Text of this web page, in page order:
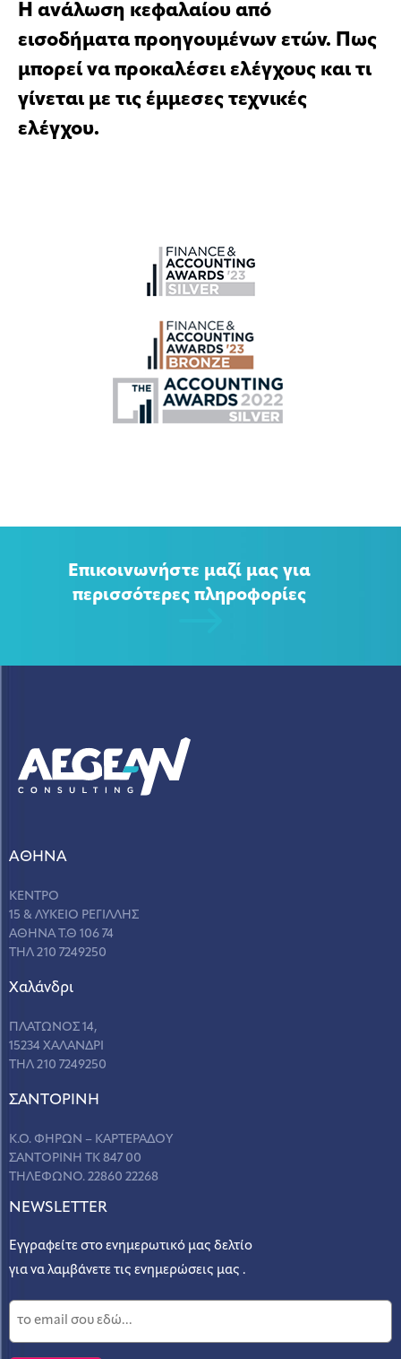
Η ανάλωση κεφαλαίου από
εισοδήματα προηγουμένων ετών. Πως
μπορεί να προκαλέσει ελέγχους και τι
γίνεται με τις έμμεσες τεχνικές
ελέγχου.
Επικοινωνήστε μαζί μας για
περισσότερες πληροφορίες
ΑΘΗΝΑ
ΚΕΝΤΡΟ
15 & ΛΥΚΕΙΟ ΡΕΓΙΛΛΗΣ
ΑΘΗΝΑ Τ.Θ 106 74
ΤΗΛ 210 7249250
Χαλάνδρι
ΠΛΑΤΩΝΟΣ 14,
15234 ΧΑΛΑΝΔΡΙ
ΤΗΛ 210 7249250
ΣANΤΟΡΙΝΗ
Κ.Ο. ΦΗΡΩΝ – ΚΑΡΤΕΡΑΔΟΥ
ΣΑΝΤΟΡΙΝΗ ΤΚ 847 00
ΤΗΛΕΦΩΝΟ. 22860 22268
NEWSLETTER
Εγγραφείτε στο ενημερωτικό μας δελτίο
για να λαμβάνετε τις ενημερώσεις μας .